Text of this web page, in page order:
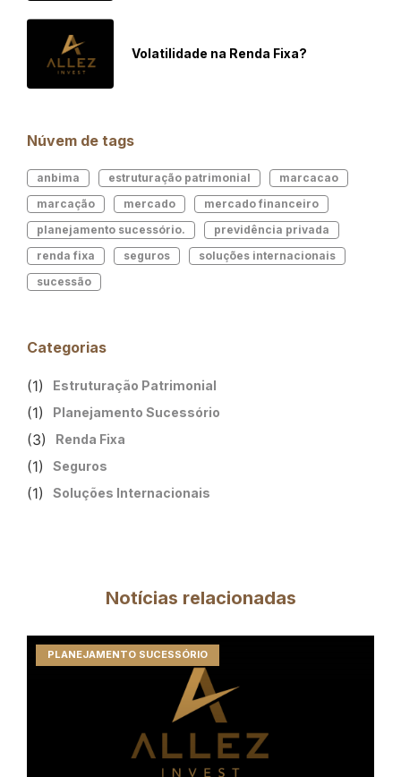
Volatilidade na Renda Fixa?
Núvem de tags
anbima estruturação patrimonial
marcacao
marcação
mercado
mercado financeiro
planejamento sucessório.
previdência privada
renda fixa
seguros
soluções internacionais
sucessão
Categorias
Estruturação Patrimonial
(1)
Planejamento Sucessório
(1)
Renda Fixa
(3)
Seguros
(1)
Soluções Internacionais
(1)
Notícias relacionadas
PLANEJAMENTO SUCESSÓRIO